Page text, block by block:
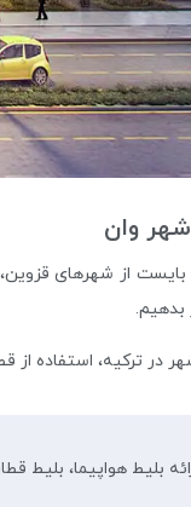
وان
بایست از شهرهای
بدهیم.
در ترکیه، استفاده
بلیط هواپیما، بلیط